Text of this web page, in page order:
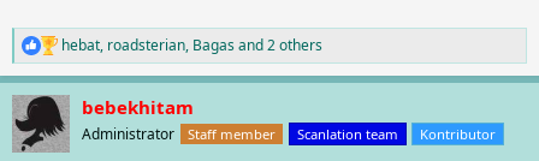
R
e
a
c
t
i
hebat, roadsterian, Bagasand 2 others
bebekhitam
Administrator Staff member Scanlation team Kontributor